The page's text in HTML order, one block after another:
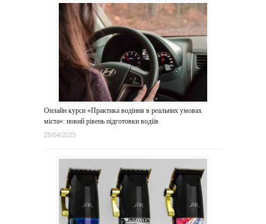
Онлайн курси «Практика водіння в реальних умовах
міста»: новий рівень підготовки водіїв
25/04/2025